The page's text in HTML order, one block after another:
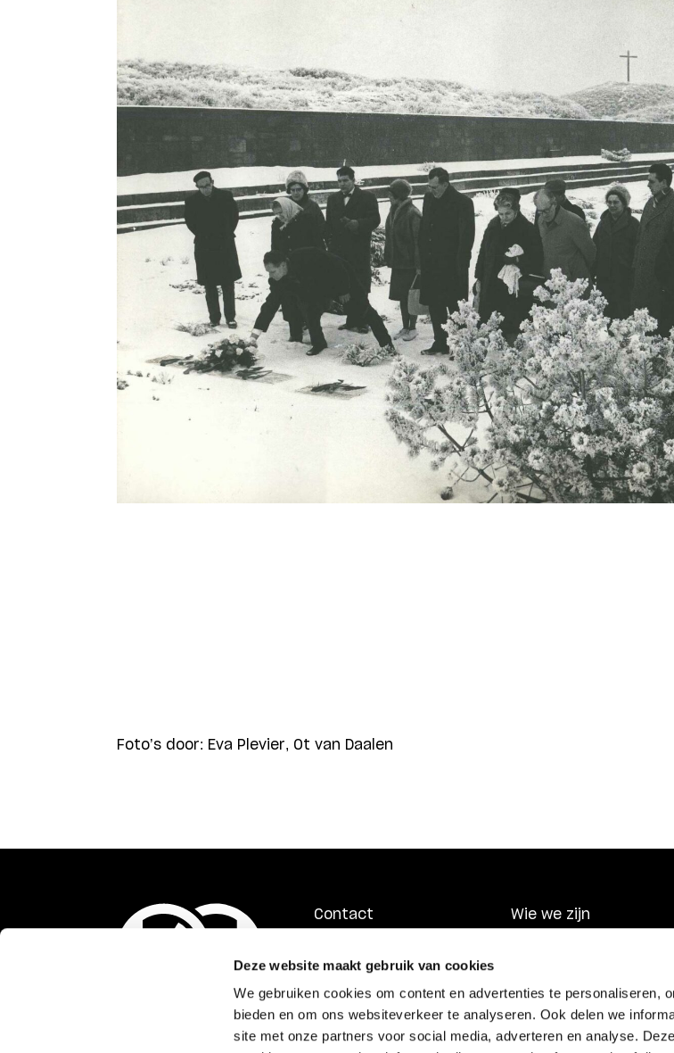
Deze website maakt gebruik van cookies
We gebruiken cookies om content en advertenties te personaliseren,
bieden en om ons websiteverkeer te analyseren. Ook delen we
site met onze partners voor social media, adverteren en analyse.
Foto’s door: Eva Plevier, Ot van Daalen
Contact
Privacyverklaring
Gedragscode
Wie we zijn
Bezoekadres Postadres